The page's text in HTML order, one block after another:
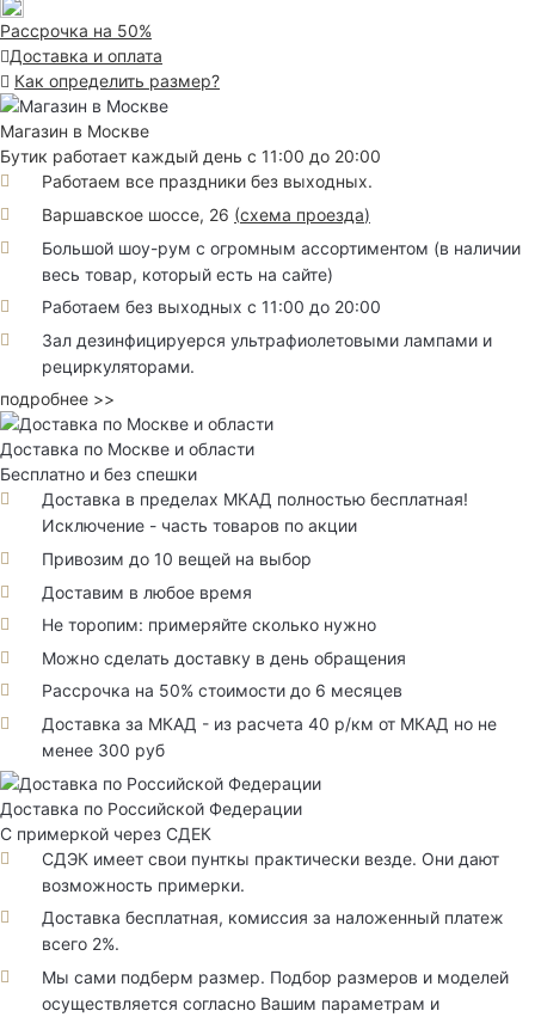
Рассрочка на 50%
Доставка и оплата
Как определить размер?
Магазин в Москве
Бутик работает каждый день с 11:00 до 20:00
Работаем все праздники без выходных.
Варшавское шоссе, 26 (схема проезда)
Большой шоу-рум с огромным ассортиментом (в наличии
весь товар, который есть на сайте)
Работаем без выходных с 11:00 до 20:00
Зал дезинфицируерся ультрафиолетовыми лампами и
рециркуляторами.
подробнее >>
Доставка по Москве и области
Бесплатно и без спешки
Доставка в пределах МКАД полностью бесплатная!
Исключение - часть товаров по акции
Привозим до 10 вещей на выбор
Доставим в любое время
Не торопим: примеряйте сколько нужно
Можно сделать доставку в день обращения
Рассрочка на 50% стоимости до 6 месяцев
Доставка за МКАД - из расчета 40 р/км от МКАД но не
менее 300 руб
Доставка по Российской Федерации
С примеркой через СДЕК
СДЭК имеет свои пунткы практически везде. Они дают
возможность примерки.
Доставка бесплатная, комиссия за наложенный платеж
всего 2%.
Мы сами подберм размер. Подбор размеров и моделей
осуществляется согласно Вашим параметрам и